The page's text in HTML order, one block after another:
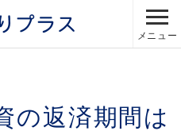
メニュー
の返済期間は